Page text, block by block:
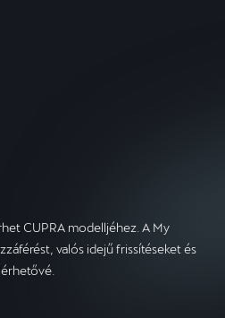
CUPRA modelljéhez. A My
valós idejű frissítéseket és